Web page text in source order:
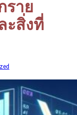
ราย
ะสิ่งที่